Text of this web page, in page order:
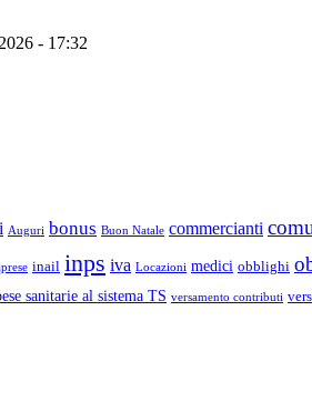
- 17:32
Auguri bonus Buon Natale commercianti
inail inps iva Locazioni medici obblighi
sanitarie al sistema TS versamento contributi